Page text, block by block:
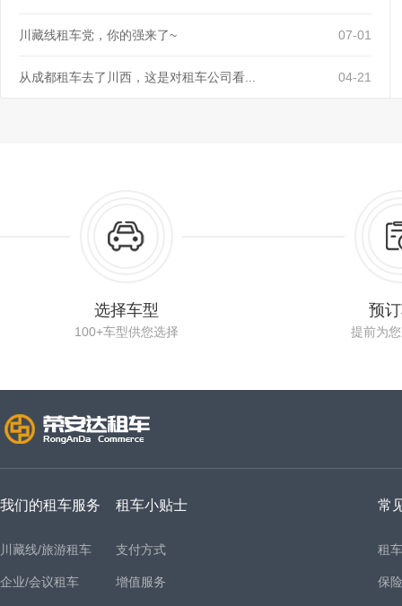
川藏线租车党，你的强来了~ 07-01
从成都租车去了川西，这是对租车公司看... 04-21
选择车型
100+车型供您选择
预
提前为
我们的租车服务
川藏线/旅游租车
企业/会议租车
租车小贴士
支付方式
增值服务
常
租
保